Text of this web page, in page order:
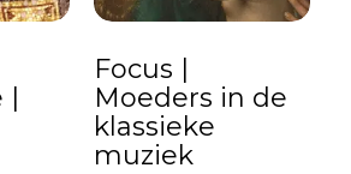
Focus |
Moeders in de
klassieke
muziek